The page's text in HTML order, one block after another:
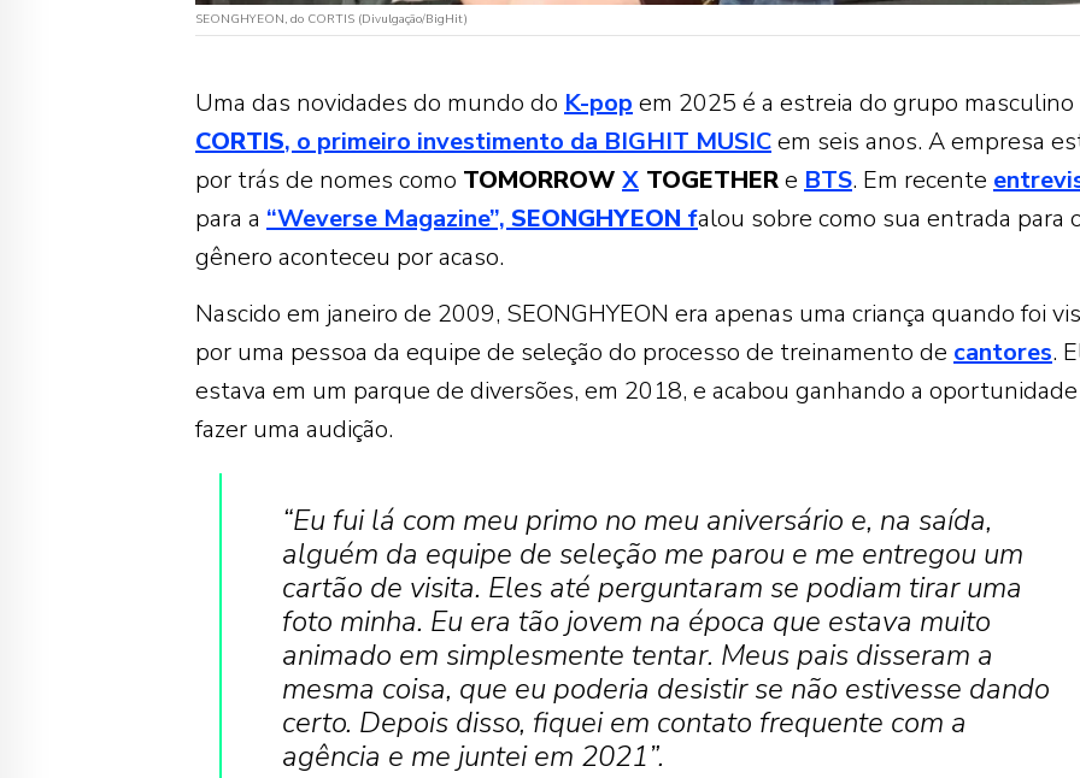
SEONGHYEON, do CORTIS (Divulgação/BigHit)
Uma das novidades do mundo do K-pop em 2025 é a estreia do grupo masculino
CORTIS, o primeiro investimento da BIGHIT MUSICem seis anos. A empresa
por trás de nomes como TOMORROW X TOGETHERe BTS. Em recente
para a “Weverse Magazine”, SEONGHYEON falou sobre como sua entrada para
gênero aconteceu por acaso.
Nascido em janeiro de 2009, SEONGHYEON era apenas uma criança quando foi
por uma pessoa da equipe de seleção do processo de treinamento de cantores.
estava em um parque de diversões, em 2018, e acabou ganhando a
fazer uma audição.
“Eu fui lá com meu primo no meu aniversário e, na saída,
alguém da equipe de seleção me parou e me entregou um
cartão de visita. Eles até perguntaram se podiam tirar uma
foto minha. Eu era tão jovem na época que estava muito
animado em simplesmente tentar. Meus pais disseram a
mesma coisa, que eu poderia desistir se não estivesse dando
certo. Depois disso, fiquei em contato frequente com a
agência e me juntei em 2021”.